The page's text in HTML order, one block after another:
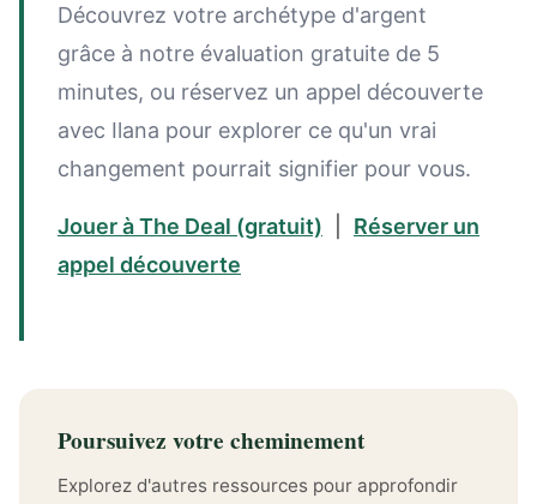
Découvrez votre archétype d'argent
grâce à notre évaluation gratuite de 5
minutes, ou réservez un appel découverte
avec Ilana pour explorer ce qu'un vrai
changement pourrait signifier pour vous.
Jouer à The Deal (gratuit)
Réserver un
appel découverte
Poursuivez votre cheminement
Explorez d'autres ressources pour approfondir